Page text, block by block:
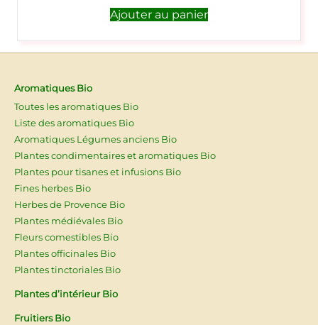
Ajouter au panier
Aromatiques Bio
Toutes les aromatiques Bio
Liste des aromatiques Bio
Aromatiques Légumes anciens Bio
Plantes condimentaires et aromatiques Bio
Plantes pour tisanes et infusions Bio
Fines herbes Bio
Herbes de Provence Bio
Plantes médiévales Bio
Fleurs comestibles Bio
Plantes officinales Bio
Plantes tinctoriales Bio
Plantes d’intérieur Bio
Fruitiers Bio